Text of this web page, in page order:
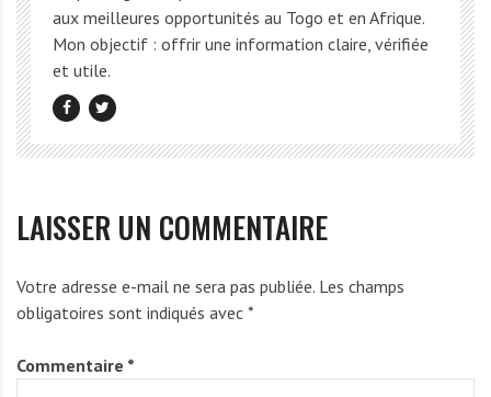
aux meilleures opportunités au Togo et en Afrique.
Mon objectif : offrir une information claire, vérifiée
et utile.
LAISSER UN COMMENTAIRE
Votre adresse e-mail ne sera pas publiée. Les champs
obligatoires sont indiqués avec *
Commentaire *